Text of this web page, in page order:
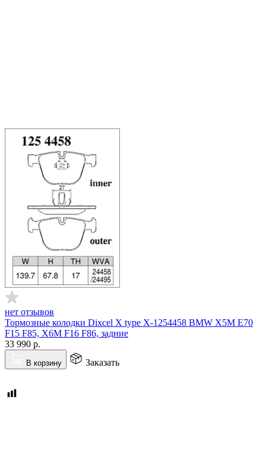
нет отзывов
Тормозные колодки Dixcel X type X-1254458 BMW X5M E70
F15 F85, X6M F16 F86, задние
33 990 р.
В корзину Заказать